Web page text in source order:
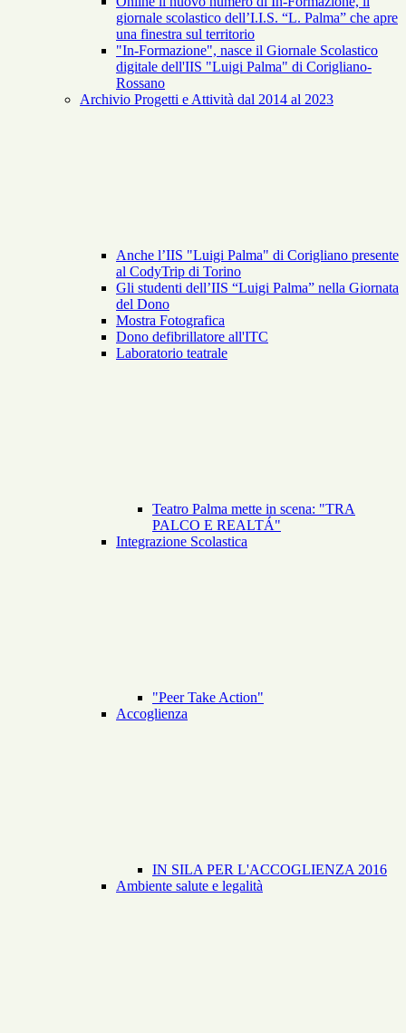
giornale scolastico dell’I.I.S. “L. Palma” che apre
una finestra sul territorio
"In-Formazione", nasce il Giornale Scolastico
digitale dell'IIS "Luigi Palma" di Corigliano-
Rossano
Archivio Progetti e Attività dal 2014 al 2023
Anche l’IIS "Luigi Palma" di Corigliano presente
al CodyTrip di Torino
Gli studenti dell’IIS “Luigi Palma” nella Giornata
del Dono
Mostra Fotografica
Dono defibrillatore all'ITC
Laboratorio teatrale
Teatro Palma mette in scena: "TRA
PALCO E REALTÁ"
Integrazione Scolastica
"Peer Take Action"
Accoglienza
IN SILA PER L'ACCOGLIENZA 2016
Ambiente salute e legalità